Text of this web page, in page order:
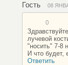
Гость 08
0
лучевой
"носить" 7-8
И что будет,
Ответить